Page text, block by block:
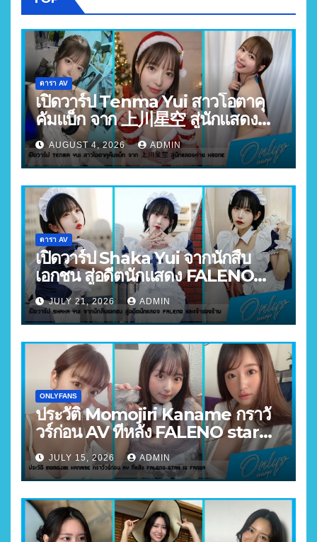
ดารา AV
เปิดวาร์ป Tenma Yui สาวโอตาคุ
คัมแบ็ก จาก 上川星空 สู่นักแสดง
ค่าย Krone
AUGUST 4, 2026 ADMIN
ดารา AV
เปิดวาร์ป Shaka Yui จากนักสืบ
เอกชน สู่อดีตนักแสดง FALENO
และเจ้าของร้าน
JULY 21, 2026 ADMIN
ONLYFANS
ประวัติ Momojiri Kaname กราวั
วร์ก่อน AV ทีหลัง FALENO star
FANZA อันดับ 3
JULY 15, 2026 ADMIN